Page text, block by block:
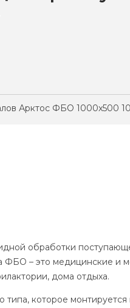
Арктос ФБО 1000x500
обработки
ФБО – это медицинские
дома отдыха.
которое